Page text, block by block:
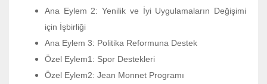
Ana Eylem 2: Yenilik ve İyi Uygulamaların Değişimi
için İşbirliği
Ana Eylem 3: Politika Reformuna Destek
Özel Eylem1: Spor Destekleri
Özel Eylem2: Jean Monnet Programı